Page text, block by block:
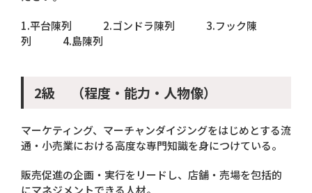
1.平台陳列 2.ゴンドラ陳列 3.フック陳
列 4.島陳列
2級 （程度・能力・人物像）
マーケティング、マーチャンダイジングをはじめとする流
通・小売業における高度な専門知識を身につけている。
販売促進の企画・実行をリードし、店舗・売場を包括的
にマネジメントできる人材。